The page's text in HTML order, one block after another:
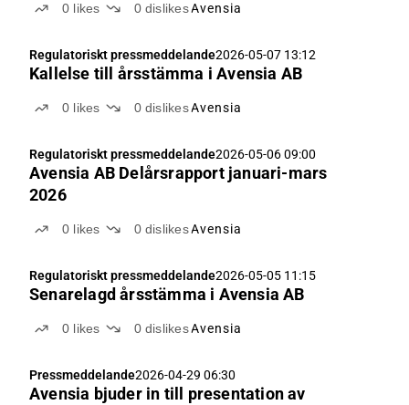
0 likes 0 dislikesAvensia
Regulatoriskt pressmeddelande2026-05-07 13:12
Kallelse till årsstämma i Avensia AB
0 likes 0 dislikesAvensia
Regulatoriskt pressmeddelande2026-05-06 09:00
Avensia AB Delårsrapport januari-mars
2026
0 likes 0 dislikesAvensia
Regulatoriskt pressmeddelande2026-05-05 11:15
Senarelagd årsstämma i Avensia AB
0 likes 0 dislikesAvensia
Pressmeddelande2026-04-29 06:30
Avensia bjuder in till presentation av